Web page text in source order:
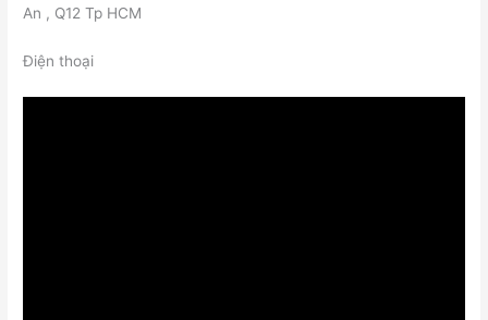
An , Q12 Tp HCM
Điện thoại